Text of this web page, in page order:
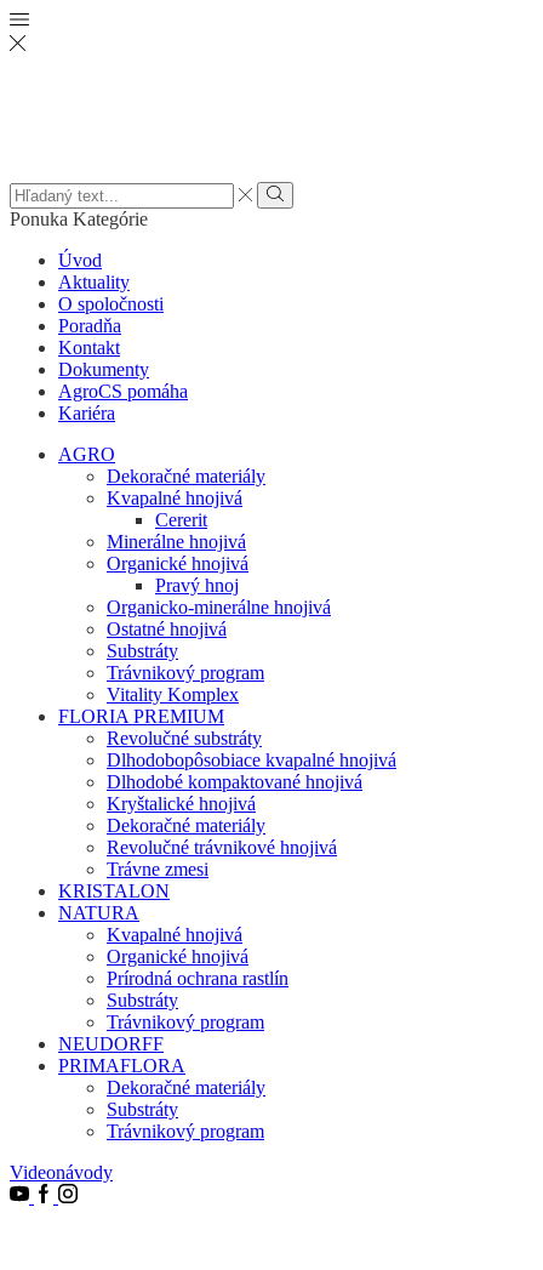
Search
input
Vyhľadať
Ponuka Kategórie
Úvod
Aktuality
O spoločnosti
Poradňa
Kontakt
Dokumenty
AgroCS pomáha
Kariéra
AGRO
Dekoračné materiály
Kvapalné hnojivá
Cererit
Minerálne hnojivá
Organické hnojivá
Pravý hnoj
Organicko-minerálne hnojivá
Ostatné hnojivá
Substráty
Trávnikový program
Vitality Komplex
FLORIA PREMIUM
Revolučné substráty
Dlhodobopôsobiace kvapalné hnojivá
Dlhodobé kompaktované hnojivá
Kryštalické hnojivá
Dekoračné materiály
Revolučné trávnikové hnojivá
Trávne zmesi
KRISTALON
NATURA
Kvapalné hnojivá
Organické hnojivá
Prírodná ochrana rastlín
Substráty
Trávnikový program
NEUDORFF
PRIMAFLORA
Dekoračné materiály
Substráty
Trávnikový program
Videonávody
Youtube
Facebook
Instagram